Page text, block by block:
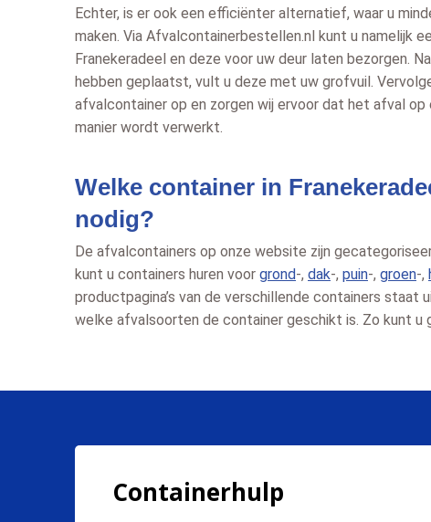
Echter, is er ook een efficiënter alternatief, waar u
maken. Via Afvalcontainerbestellen.nl kunt u namelijk
Franekeradeel en deze voor uw deur laten bezorgen.
hebben geplaatst, vult u deze met uw grofvuil.
afvalcontainer op en zorgen wij ervoor dat het afval op
manier wordt verwerkt.
Welke container in
nodig?
De afvalcontainers op onze website zijn
kunt u containers huren voor grond-, dak-, puin-, groen-,
productpagina’s van de verschillende containers staat
welke afvalsoorten de container geschikt is. Zo kunt u
Containerhulp